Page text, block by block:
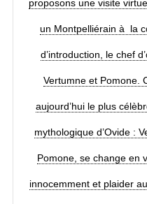
proposons une visite
un Montpelliérain à la
d’introduction, le chef
Vertumne et Pomone.
aujourd’hui le plus
mythologique d’Ovide :
Pomone, se change en
innocemment et plaider